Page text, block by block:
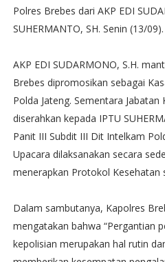
Polres Brebes dari AKP EDI
SUHERMANTO, SH. Senin (13/09).
AKP EDI SUDARMONO, S.H.
Brebes dipromosikan sebagai
Polda Jateng. Sementara
diserahkan kepada IPTU
Panit III Subdit III Dit Intelkam
Upacara dilaksanakan secara
menerapkan Protokol Kesehatan
Dalam sambutanya, Kapolres
mengatakan bahwa “Pergantian
kepolisian merupakan hal rutin